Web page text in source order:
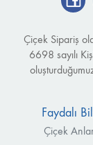
Çiçek Sipariş
6698 sayılı
Faydalı
Çiçek